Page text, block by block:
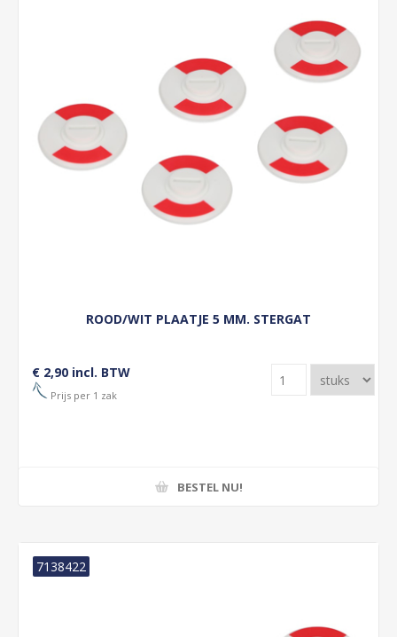
ROOD/WIT PLAATJE 5 MM. STERGAT
€ 2,90 incl. BTW
Prijs per 1 zak
BESTEL NU!
7138422